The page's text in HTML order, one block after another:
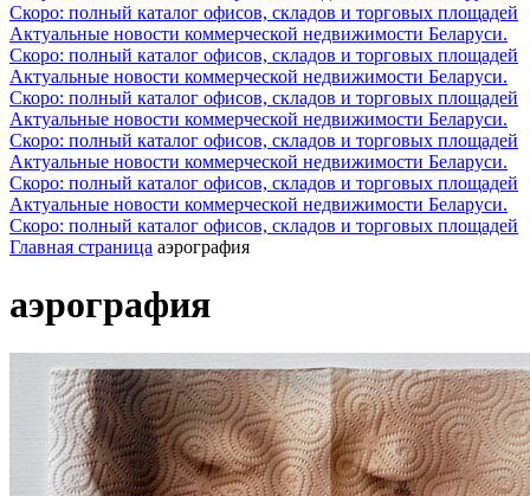
Скоро: полный каталог офисов, складов и торговых площадей
Актуальные новости коммерческой недвижимости Беларуси.
Скоро: полный каталог офисов, складов и торговых площадей
Актуальные новости коммерческой недвижимости Беларуси.
Скоро: полный каталог офисов, складов и торговых площадей
Актуальные новости коммерческой недвижимости Беларуси.
Скоро: полный каталог офисов, складов и торговых площадей
Актуальные новости коммерческой недвижимости Беларуси.
Скоро: полный каталог офисов, складов и торговых площадей
Актуальные новости коммерческой недвижимости Беларуси.
Скоро: полный каталог офисов, складов и торговых площадей
Главная страница аэрография
аэрография